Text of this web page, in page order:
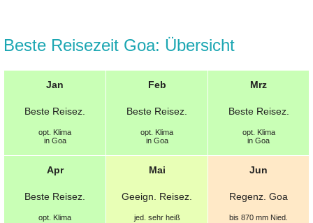
Beste Reisezeit Goa: Übersicht
Jan
Beste Reisez.
opt. Klima
in Goa
Feb
Beste Reisez.
opt. Klima
in Goa
Mrz
Beste Reisez.
opt. Klima
in Goa
Apr
Beste Reisez.
opt. Klima
Mai
Geeign. Reisez.
jed. sehr heiß
Jun
Regenz. Goa
bis 870 mm Nied.